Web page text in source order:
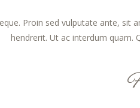
Proin sed vulputate ante, sit
hendrerit. Ut ac interdum quam.